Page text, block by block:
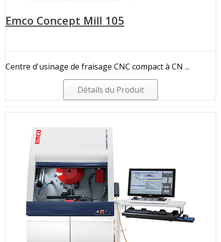
Emco Concept Mill 105
Centre d'usinage de fraisage CNC compact à CN ...
Détails du Produit